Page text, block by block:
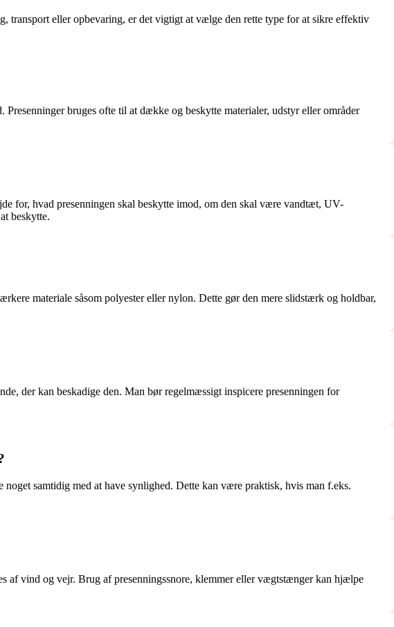
transport eller opbevaring, er det vigtigt at vælge den rette type for at sikre effektiv
bruges ofte til at dække og beskytte materialer, udstyr eller områder
for, hvad presenningen skal beskytte imod, om den skal være vandtæt, UV-
beskytte.
materiale såsom polyester eller nylon. Dette gør den mere slidstærk og holdbar,
der kan beskadige den. Man bør regelmæssigt inspicere presenningen for
samtidig med at have synlighed. Dette kan være praktisk, hvis man f.eks.
af vind og vejr. Brug af presenningssnore, klemmer eller vægtstænger kan hjælpe